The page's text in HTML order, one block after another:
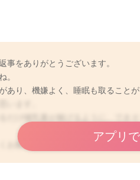
事をありがとうございます。
。
あり、機嫌よく、睡眠も取ること
お願いします。
アプリ